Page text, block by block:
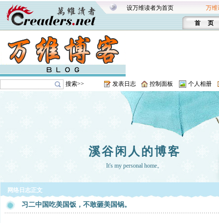
设万维读者为首页 万维
首 页
搜索>> 发表日志 控制面板 个人相册
溪谷闲人的博客
It's my personal home。
网络日志正文
习二中国吃美国饭，不敢砸美国锅。